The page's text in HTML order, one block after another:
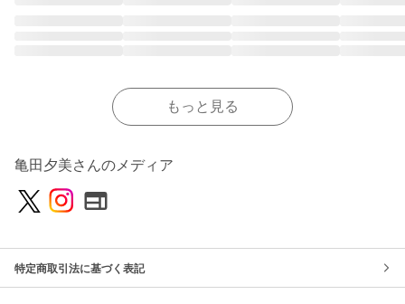
もっと見る
亀田夕美さんのメディア
特定商取引法に基づく表記